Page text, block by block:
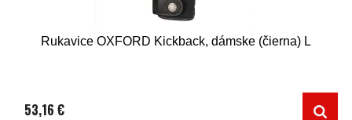
Rukavice OXFORD Kickback, dámske (čierna) L
53,16 €